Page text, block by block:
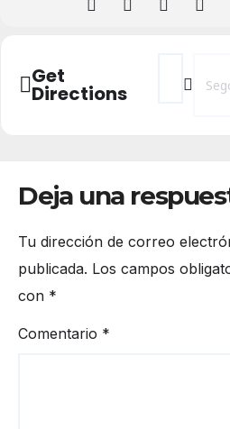
Get
Directions
Address -
Deja una
Tu dirección de correo
publicada. Los campos
con *
Comentario *